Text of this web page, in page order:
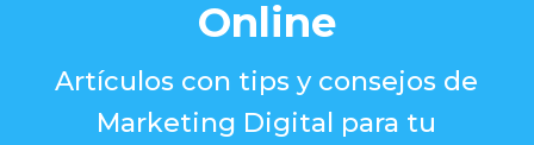
Online
Artículos con tips y consejos de
Marketing Digital para tu